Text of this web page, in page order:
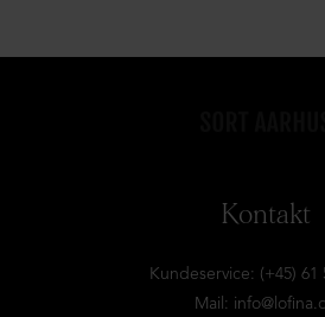
Kontakt
Kundeservice: (+45) 61
Mail: